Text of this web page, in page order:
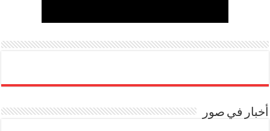
أخبار في صور